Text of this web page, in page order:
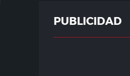
PUBLICIDAD